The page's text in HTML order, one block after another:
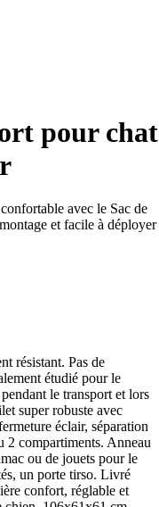
pour chat
avec le Sac de
et facile à déployer
résistant. Pas de
étudié pour le
le transport et lors
super robuste avec
éclair, séparation
2 compartiments. Anneau
ou de jouets pour le
un porte tirso. Livré
confort, réglable et